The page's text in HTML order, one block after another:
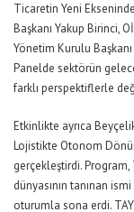
Ticaretin Yeni
Başkanı Yakup Birinci,
Yönetim Kurulu
Panelde sektörün
farklı perspektiflerle
Etkinlikte ayrıca
Lojistikte Otonom
gerçekleştirdi. Program,
dünyasının tanınan
oturumla sona erdi.